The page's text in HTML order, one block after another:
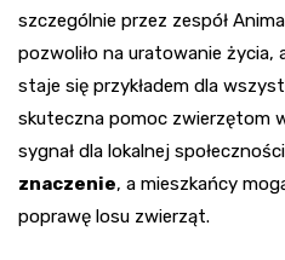
szczególnie przez zespół
pozwoliło na uratowanie
staje się przykładem dla
skuteczna pomoc zwierzętom
sygnał dla lokalnej
znaczenie, a mieszkańcy
poprawę losu zwierząt.